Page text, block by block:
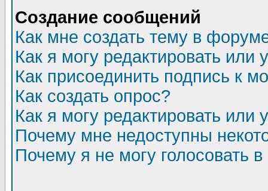
Создание сообщений
Как мне создать тему в
Как я могу редактировать или
Как присоединить подпись к
Как создать опрос?
Как я могу редактировать или
Почему мне недоступны
Почему я не могу голосовать